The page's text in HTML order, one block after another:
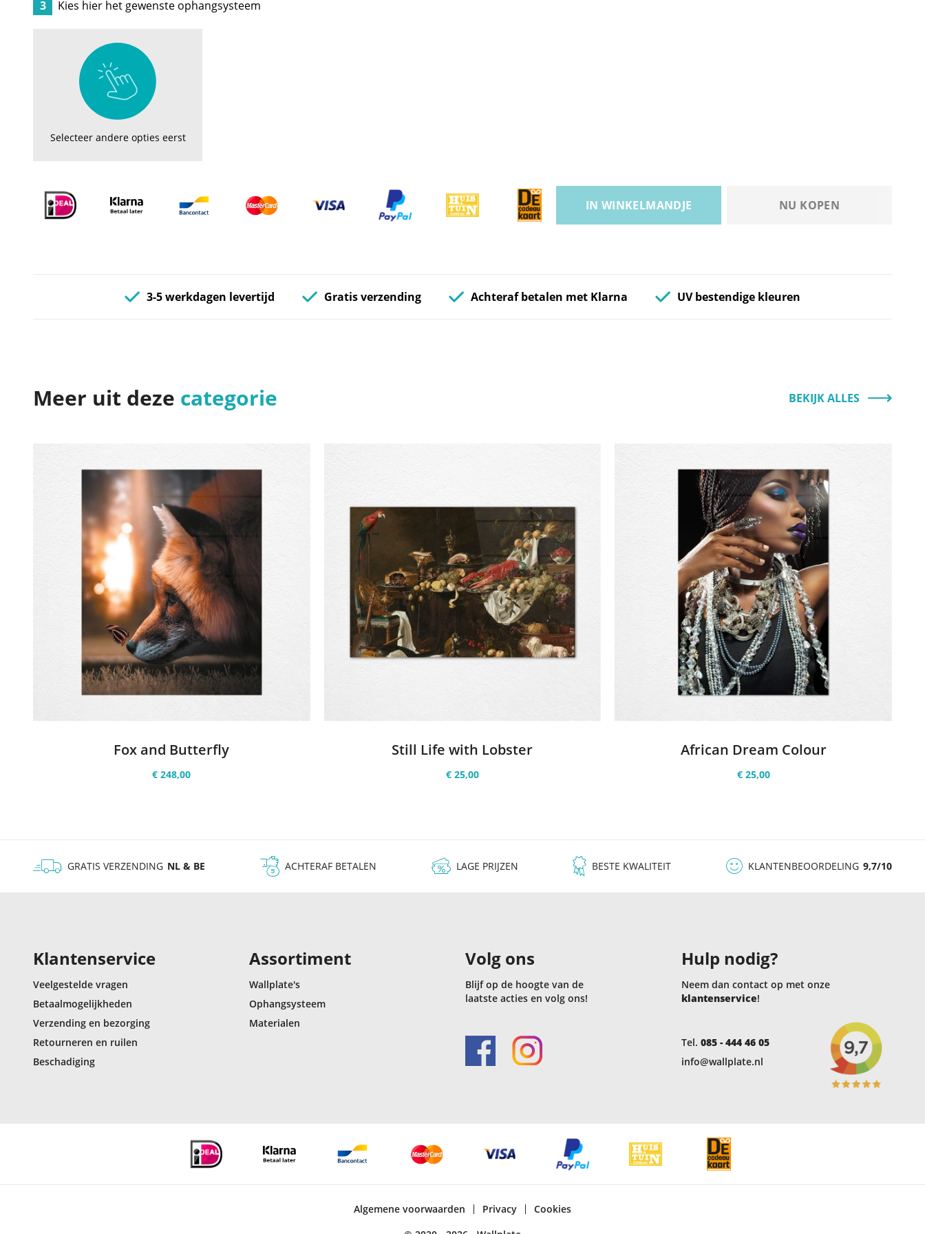
3 Kies hier het gewenste ophangsysteem
Selecteer andere opties eerst
IN WINKELMANDJE NU KOPEN
3-5 werkdagen levertijd Gratis verzending Achteraf betalen met Klarna UV bestendige kleuren
Meer uit deze categorie BEKIJK ALLES
Fox and Butterfly
€ 248,00
Still Life with Lobster
€ 25,00
African Dream Colour
€ 25,00
GRATIS VERZENDING NL & BE ACHTERAF BETALEN LAGE PRIJZEN BESTE KWALITEIT KLANTENBEOORDELING 9,7/10
Klantenservice
Veelgestelde vragen
Betaalmogelijkheden
Verzending en bezorging
Retourneren en ruilen
Beschadiging
Assortiment
Wallplate's
Ophangsysteem
Materialen
Volg ons
Blijf op de hoogte van de
laatste acties en volg ons!
Hulp nodig?
Neem dan contact op met onze
klantenservice!
Tel. 085 - 444 46 05
info@wallplate.nl
Algemene voorwaarden Privacy
Cookies